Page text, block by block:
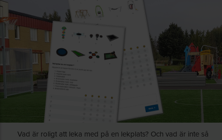
Vad är roligt att leka med på en lekplats? Och vad är inte så